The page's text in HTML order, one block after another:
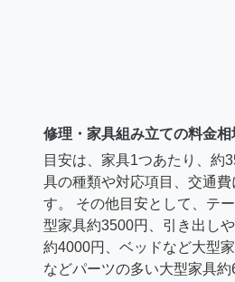
修理・家具組み立ての料金相
目安は、家具1つあたり、約
具の種類や対応項目、交通
す。 その他目安として、テ
型家具約3500円、引き出し
約4000円、ベッドなど大型
などパーツの多い大型家具